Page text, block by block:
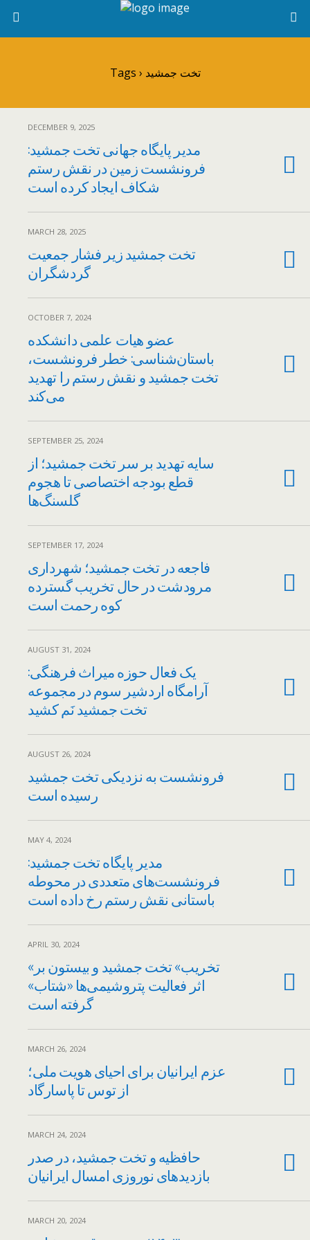
Tags › تخت جمشید
DECEMBER 9, 2025
مدیر پایگاه جهانی تخت جمشید:
فرونشست زمین در نقش رستم
شکاف ایجاد کرده است
MARCH 28, 2025
تخت جمشید زیر فشار جمعیت
گردشگران
OCTOBER 7, 2024
عضو هیات علمی دانشکده
باستان‌شناسی: خطر فرونشست،
تخت جمشید و نقش رستم را تهدید
می‌کند
SEPTEMBER 25, 2024
سایه تهدید بر سر تخت جمشید؛ از
قطع بودجه اختصاصی تا هجوم
گلسنگ‌ها
SEPTEMBER 17, 2024
فاجعه در تخت جمشید؛ شهرداری
مرودشت در حال تخریب گسترده
کوه رحمت است
AUGUST 31, 2024
یک فعال حوزه میراث فرهنگی:
آرامگاه اردشیر سوم در مجموعه
تخت جمشید نَم کشید
AUGUST 26, 2024
فرونشست به نزدیکی تخت جمشید
رسیده است
MAY 4, 2024
مدیر پایگاه تخت جمشید:
فرونشست‌های متعددی در محوطه
باستانی نقش رستم رخ داده است
APRIL 30, 2024
«تخریب» تخت جمشید و بیستون بر
اثر فعالیت پتروشیمی‌ها «شتاب»
گرفته است
MARCH 26, 2024
عزم ایرانیان برای احیای هویت ملی؛
از توس تا پاسارگاد
MARCH 24, 2024
حافظیه و تخت جمشید، در صدر
بازدیدهای نوروزی امسال ایرانیان
MARCH 20, 2024